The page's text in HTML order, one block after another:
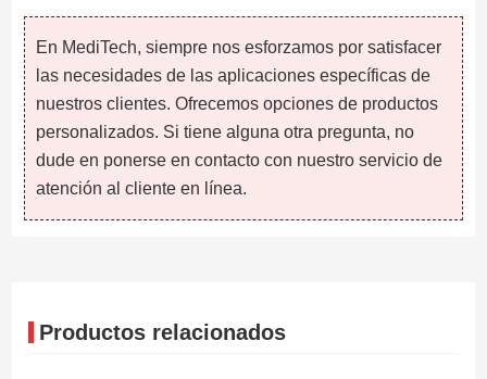
En MediTech, siempre nos esforzamos por satisfacer
las necesidades de las aplicaciones específicas de
nuestros clientes. Ofrecemos opciones de productos
personalizados. Si tiene alguna otra pregunta, no
dude en ponerse en contacto con nuestro servicio de
atención al cliente en línea.
Productos relacionados